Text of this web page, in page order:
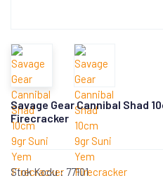
Savage Gear Cannibal Shad
Firecracker
Stok Kodu : 77101